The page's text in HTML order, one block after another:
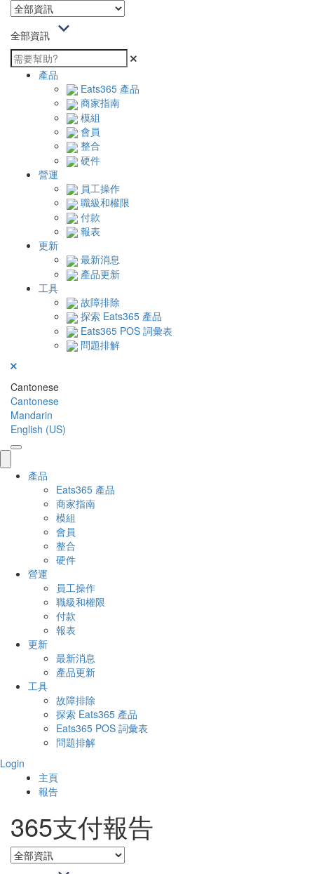
全部資訊
產品
Eats365 產品
商家指南
模組
會員
整合
硬件
營運
員工操作
職級和權限
付款
報表
更新
最新消息
產品更新
工具
故障排除
探索 Eats365 產品
Eats365 POS 詞彙表
問題排解
Cantonese
Cantonese
Mandarin
English (US)
產品
Eats365 產品
商家指南
模組
會員
整合
硬件
營運
員工操作
職級和權限
付款
報表
更新
最新消息
產品更新
工具
故障排除
探索 Eats365 產品
Eats365 POS 詞彙表
問題排解
Login
主頁
報告
365支付報告